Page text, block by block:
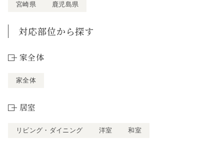
宮崎県
鹿児島県
対応部位から探す
家全体
家全体
居室
リビング・ダイニング 洋室 和室